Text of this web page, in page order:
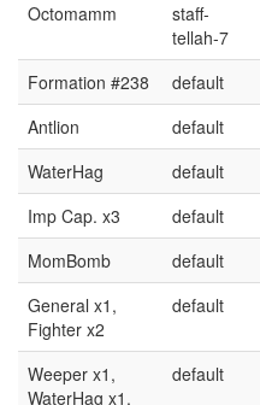
Octomamm
staff-
tellah-7
Formation #238 default
Antlion
default
WaterHag
default
Imp Cap. x3
default
MomBomb
default
General x1,
Fighter x2
default
Weeper x1,
WaterHag x1,
default